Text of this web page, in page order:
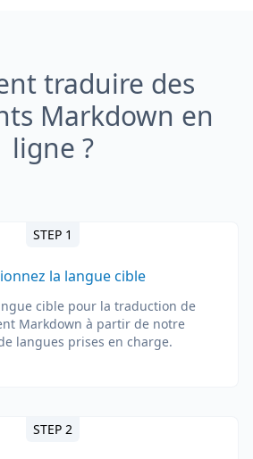
traduire des
Markdown en
ligne ?
STEP 1
la langue cible
cible pour la traduction de
Markdown à partir de notre
langues prises en charge.
STEP 2